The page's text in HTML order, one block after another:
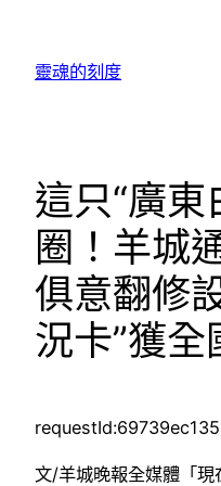
靈魂的刻度
這只“廣東
圈！羊城
俱意翻修
況卡”獲全
文/羊城晚報全媒體「